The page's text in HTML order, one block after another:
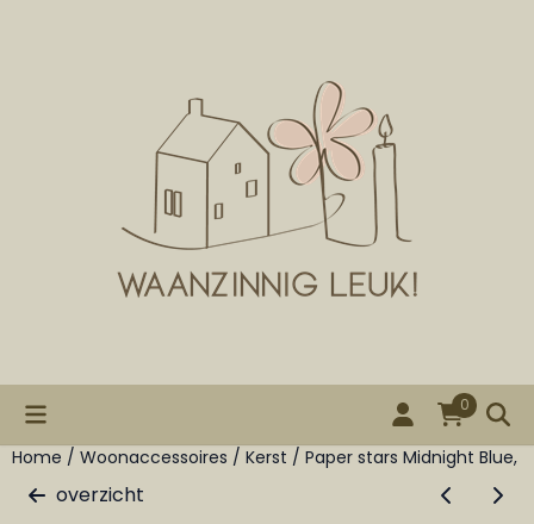
0
Home / Woonaccessoires / Kerst / Paper stars Midnight Blue,
overzicht